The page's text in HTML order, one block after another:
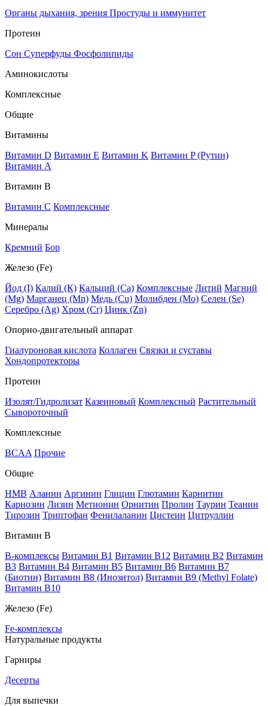
Органы дыхания, зрения Простуды и иммунитет
Протеин
Сон Суперфуды Фосфолипиды
Аминокислоты
Комплексные
Общие
Витамины
Витамин D Витамин E Витамин K Витамин P (Рутин)
Витамин А
Витамин В
Витамин C Комплексные
Минералы
Кремний Бор
Железо (Fe)
Йод (I) Калий (К) Кальций (Са) Комплексные Литий Магний
(Mg) Марганец (Mn) Медь (Сu) Молибден (Мо) Селен (Se)
Серебро (Ag) Хром (Cr) Цинк (Zn)
Опорно-двигательный аппарат
Гиалуроновая кислота Коллаген Связки и суставы
Хондопротекторы
Протеин
Изолят/Гидролизат Казеиновый Комплексный Растительный
Сывороточный
Комплексные
BCAA Прочие
Общие
HMB Аланин Аргинин Глицин Глютамин Карнитин
Карнозин Лизин Метионин Орнитин Пролин Таурин Теанин
Тирозин Триптофан Фенилаланин Цистеин Цитруллин
Витамин В
B-комплексы Витамин B1 Витамин B12 Витамин B2 Витамин
B3 Витамин B4 Витамин B5 Витамин B6 Витамин B7
(Биотин) Витамин B8 (Инозитол) Витамин B9 (Methyl Folate)
Витамин В10
Железо (Fe)
Fe-комплексы
Натуральные продукты
Гарниры
Десерты
Для выпечки